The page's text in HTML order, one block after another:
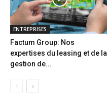
ENTREPRISES
Factum Group: Nos
expertises du leasing et de la
gestion de...